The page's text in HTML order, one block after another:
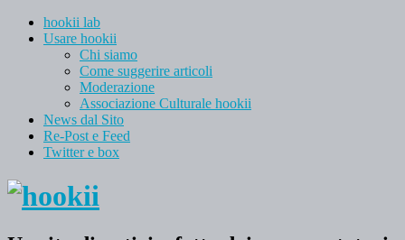
hookii lab
Usare hookii
Chi siamo
Come suggerire articoli
Moderazione
Associazione Culturale hookii
News dal Sito
Re-Post e Feed
Twitter e box